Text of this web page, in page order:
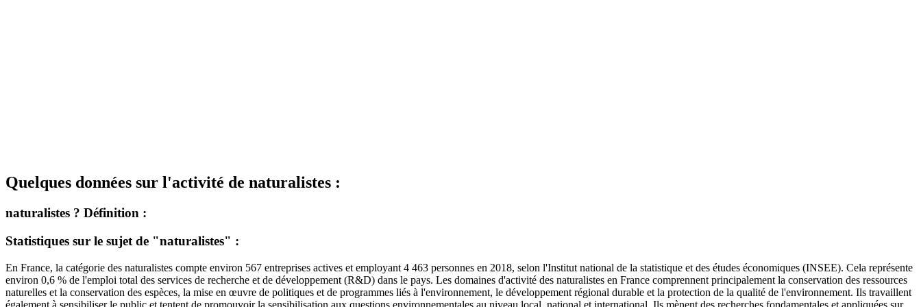
Quelques données sur l'activité de naturalistes :
naturalistes ? Définition :
Statistiques sur le sujet de "naturalistes" :
En France, la catégorie des naturalistes compte environ 567 entreprises actives et employant 4 463 personnes en 2018, selon l'Institut national de la statistique et des études économiques (INSEE). Cela représente
environ 0,6 % de l'emploi total des services de recherche et de développement (R&D) dans le pays. Les domaines d'activité des naturalistes en France comprennent principalement la conservation des ressources
naturelles et la conservation des espèces, la mise en œuvre de politiques et de programmes liés à l'environnement, le développement régional durable et la protection de la qualité de l'environnement. Ils travaillent
également à sensibiliser le public et tentent de promouvoir la sensibilisation aux questions environnementales au niveau local, national et international. Ils mènent des recherches fondamentales et appliquées sur